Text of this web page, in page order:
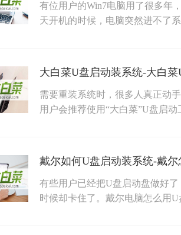
有位用户的Win7电脑用了很多年
天开机的时候，电脑突然进不了
大白菜U盘启动装系统-大白
需要重装系统时，很多人真正动
用户会推荐使用“大白菜”U盘启
戴尔如何U盘启动装系统-戴
有些用户已经把U盘启动盘做好
时候却卡住了。戴尔电脑怎么用